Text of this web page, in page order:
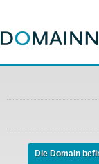
Die Domain